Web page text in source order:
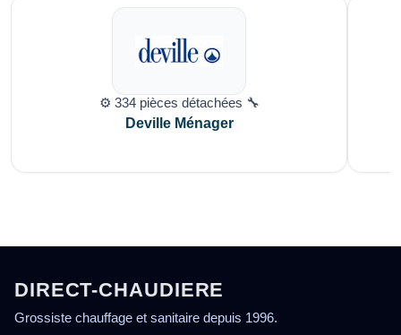
⚙️ 334 pièces détachées 🔧
Deville Ménager
DIRECT-CHAUDIERE
Grossiste chauffage et sanitaire depuis 1996.